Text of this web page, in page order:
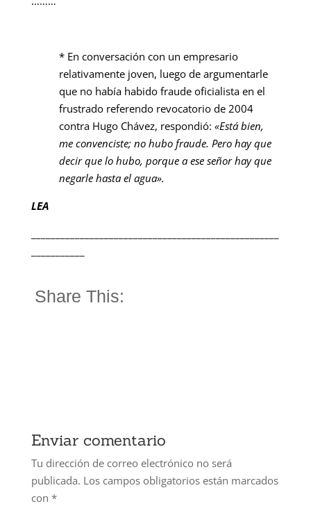
* En conversación con un empresario
relativamente joven, luego de argumentarle
que no había habido fraude oficialista en el
frustrado referendo revocatorio de 2004
contra Hugo Chávez, respondió: «Está bien,
me convenciste; no hubo fraude. Pero hay que
decir que lo hubo, porque a ese señor hay que
negarle hasta el agua».
LEA
Share This:
Enviar comentario
Tu dirección de correo electrónico no será
publicada. Los campos obligatorios están marcados
con *